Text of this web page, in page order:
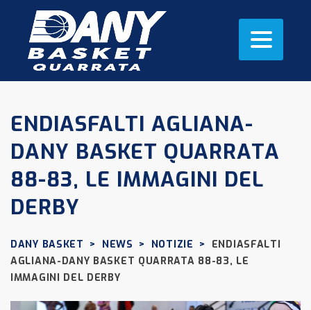
ENDIASFALTI AGLIANA-
DANY BASKET QUARRATA
88-83, LE IMMAGINI DEL
DERBY
DANY BASKET > NEWS > NOTIZIE >
ENDIASFALTI
AGLIANA-DANY BASKET QUARRATA 88-83, LE
IMMAGINI DEL DERBY